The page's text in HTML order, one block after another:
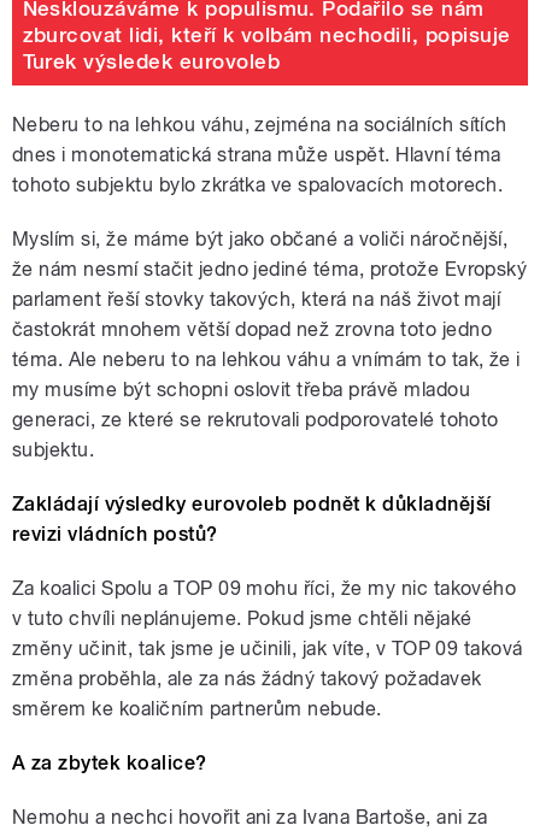
Nesklouzáváme k populismu. Podařilo se nám
zburcovat lidi, kteří k volbám nechodili, popisuje
Turek výsledek eurovoleb
Neberu to na lehkou váhu, zejména na sociálních sítích
dnes i monotematická strana může uspět. Hlavní téma
tohoto subjektu bylo zkrátka ve spalovacích motorech.
Myslím si, že máme být jako občané a voliči náročnější,
že nám nesmí stačit jedno jediné téma, protože Evropský
parlament řeší stovky takových, která na náš život mají
častokrát mnohem větší dopad než zrovna toto jedno
téma. Ale neberu to na lehkou váhu a vnímám to tak, že i
my musíme být schopni oslovit třeba právě mladou
generaci, ze které se rekrutovali podporovatelé tohoto
subjektu.
Zakládají výsledky eurovoleb podnět k důkladnější
revizi vládních postů?
Za koalici Spolu a TOP 09 mohu říci, že my nic takového
v tuto chvíli neplánujeme. Pokud jsme chtěli nějaké
změny učinit, tak jsme je učinili, jak víte, v TOP 09 taková
změna proběhla, ale za nás žádný takový požadavek
směrem ke koaličním partnerům nebude.
A za zbytek koalice?
Nemohu a nechci hovořit ani za Ivana Bartoše, ani za